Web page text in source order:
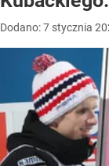
Dodano:7 stycznia